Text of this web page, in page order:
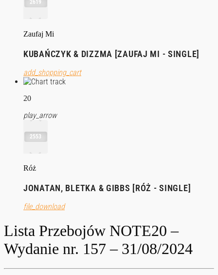
2619
Zaufaj Mi
KUBAŃCZYK & DIZZMA [ZAUFAJ MI - SINGLE]
add_shopping_cart
20
play_arrow
2553
Róż
JONATAN, BLETKA & GIBBS [RÓŻ - SINGLE]
file_download
Lista Przebojów NOTE20 –
Wydanie nr. 157 – 31/08/2024